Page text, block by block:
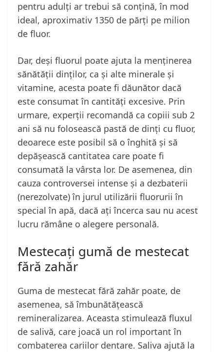
pentru adulți ar trebui să conțină, în mod
ideal, aproximativ 1350 de părți pe milion
de fluor.
Dar, deși fluorul poate ajuta la menținerea
sănătății dinților, ca și alte minerale și
vitamine, acesta poate fi dăunător dacă
este consumat în cantități excesive. Prin
urmare, experții recomandă ca copiii sub 2
ani să nu folosească pastă de dinți cu fluor,
deoarece este posibil să o înghită și să
depășească cantitatea care poate fi
consumată la vârsta lor. De asemenea, din
cauza controversei intense și a dezbaterii
(nerezolvate) în jurul utilizării fluorurii în
special în apă, dacă ați încerca sau nu acest
lucru rămâne o alegere personală.
Mestecați gumă de mestecat
fără zahăr
Guma de mestecat fără zahăr poate, de
asemenea, să îmbunătățească
remineralizarea. Aceasta stimulează fluxul
de salivă, care joacă un rol important în
combaterea cariilor dentare. Saliva ajută la